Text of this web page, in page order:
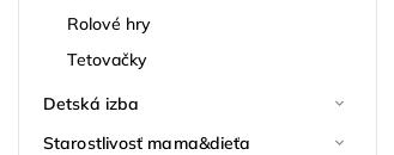
Rolové hry
Tetovačky
Detská izba
Starostlivosť mama&dieťa